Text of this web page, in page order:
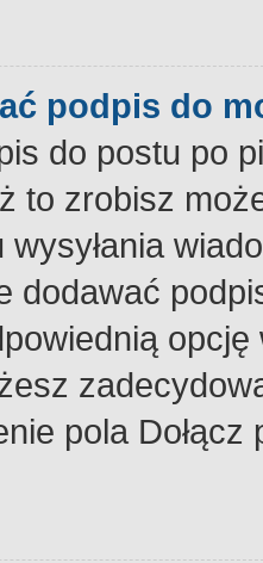
podpis do
do postu po
to zrobisz
dodawać
pola